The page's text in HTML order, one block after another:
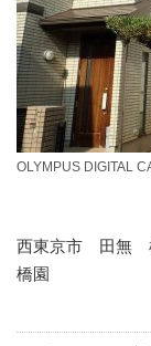
OLYMPUS DIGITAL
西東京市 田無
橋園